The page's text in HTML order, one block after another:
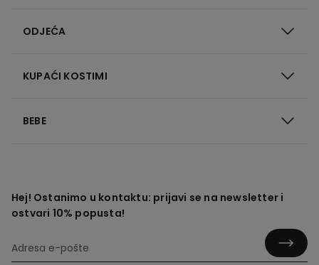
ODJEĆA
KUPAĆI KOSTIMI
BEBE
Hej! Ostanimo u kontaktu: prijavi se na newsletter i
ostvari 10% popusta!